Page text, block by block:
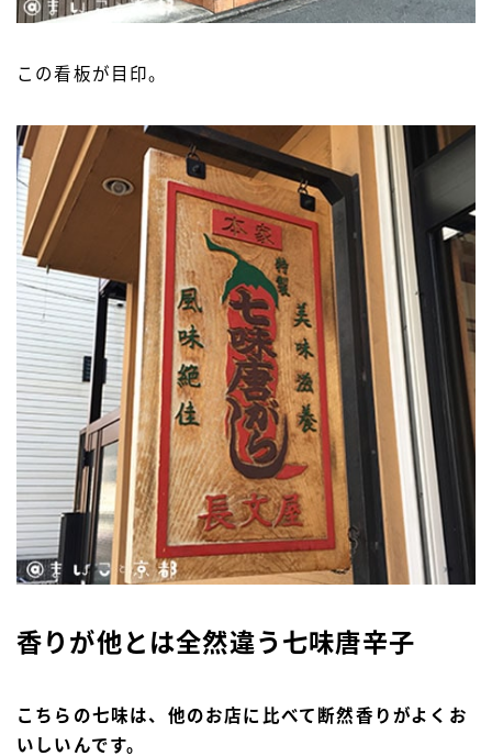
この看板が目印。
香りが他とは全然違う七味唐辛子
こちらの七味は、他のお店に比べて断然香りがよくお
いしいんです。